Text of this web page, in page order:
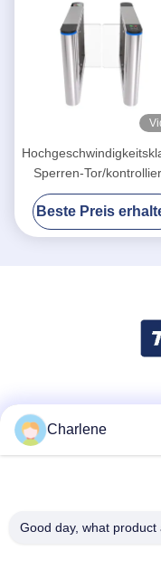
Sperren-Tor/
Zugangs-Tore mit
Sensoren
Beste Preis
Tel.
Charlene
Good day, what